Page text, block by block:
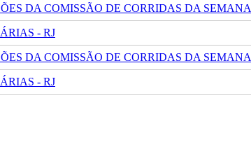
DA COMISSÃO DE CORRIDAS DA SEMANA
- RJ
DA COMISSÃO DE CORRIDAS DA SEMANA
- RJ